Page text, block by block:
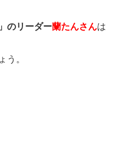
のリーダー蘭たんさんは
う。